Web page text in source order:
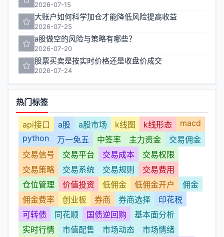
2026-07-15
大账户如何科学加仓才能降低风险提高收益
2026-07-25
a股做空的风险与策略有哪些？
2026-07-20
股票买卖是按实时价格还是收盘价成交
2026-07-24
热门标签
api接口 a股 a股市场 k线图 k线形态
macd
python
万一免五 中签率 主力资金
交易佣金
交易信号
交易平台 交易成本
交易权限
交易策略
交易系统 交易规则
交易费用
仓位管理
价值投资 低佣金 低佣金开户
佣金
佣金费率
创业板 券商 券商选择
印花税
可转债
同花顺 国债逆回购
基本面分析
实时行情
市值配售 市场动态
市场情绪